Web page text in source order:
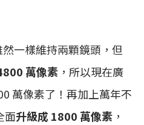
一樣維持兩顆鏡頭，但
萬像素 ，所以現在廣
萬像素了！再加上萬年不
面升級成 1800 萬像素 ，